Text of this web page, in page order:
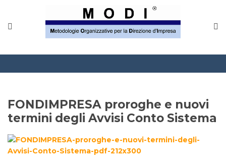
Corsi
CONTATTACI
FONDIMPRESA proroghe e nuovi
termini degli Avvisi Conto Sistema